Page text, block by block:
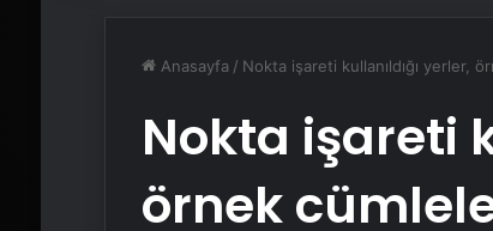
Anasayfa / Nokta işareti kullanıldığı yerler,
Nokta işareti
örnek